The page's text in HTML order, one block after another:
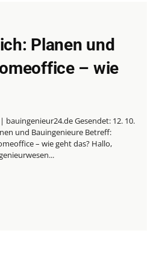
Planen und
– wie
bauingenieur24.de Gesendet: 12. 10.
und Bauingenieure Betreff:
– wie geht das? Hallo,